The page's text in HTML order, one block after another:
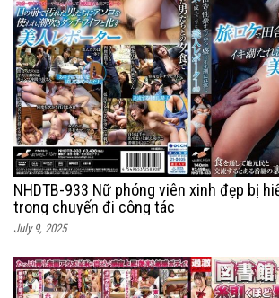
NHDTB-933 Nữ phóng viên xinh đẹp bị
trong chuyến đi công tác
July 9, 2025